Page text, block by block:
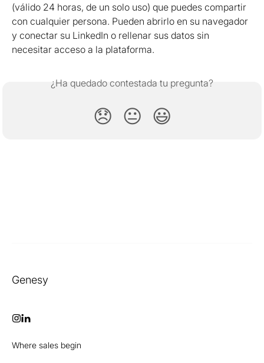
(válido 24 horas, de un solo uso) que puedes compartir
con cualquier persona. Pueden abrirlo en su navegador
y conectar su LinkedIn o rellenar sus datos sin
necesitar acceso a la plataforma.
¿Ha quedado contestada tu pregunta?
😞 😐 😃
Genesy
Where sales begin